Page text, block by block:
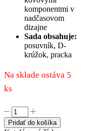
komponentmi v
nadčasovom
dizajne
Sada obsahuje:
posuvník, D-
krúžok, pracka
Na sklade ostáva 5
ks
množstvo
Sada
kovových
Pridať do košíka